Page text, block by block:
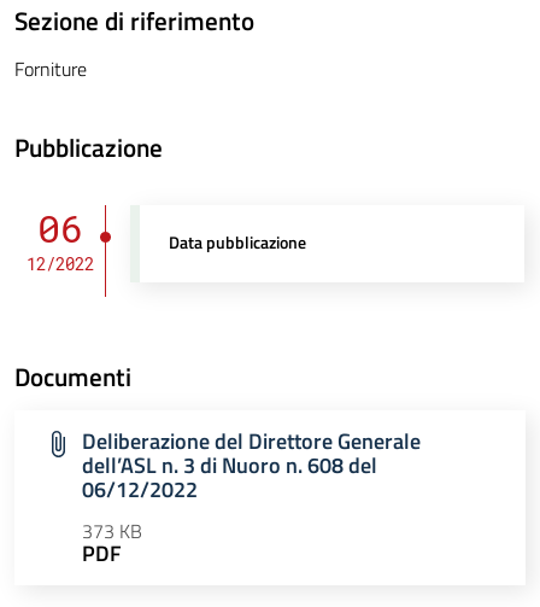
Sezione di riferimento
Forniture
Pubblicazione
06
12/2022
Data pubblicazione
Documenti
Deliberazione del Direttore Generale
dell’ASL n. 3 di Nuoro n. 608 del
06/12/2022
373 KB
PDF